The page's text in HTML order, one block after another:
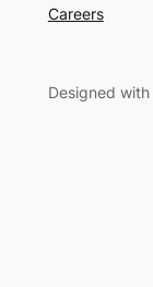
Careers
Designed with